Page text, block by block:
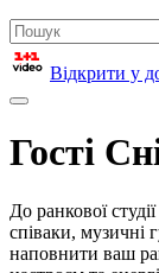
Відкрити у
Гості
До ранкової
співаки, музичні
наповнити ваш